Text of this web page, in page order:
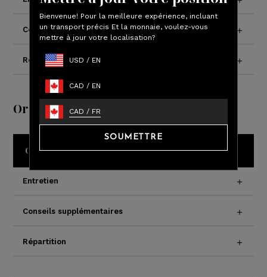
Bienvenue! Pour la meilleure expérience, incluant
un transport précis Et la monnaie, voulez-vous
mettre à jour votre localisation?
USD / EN
CAD / EN
CAD / FR
SOUMETTRE
Conseils supplémentaires
Répartition
Oreillers
Oreiller personnalisable LAYR
Entretien
Conseils supplémentaires
Répartition